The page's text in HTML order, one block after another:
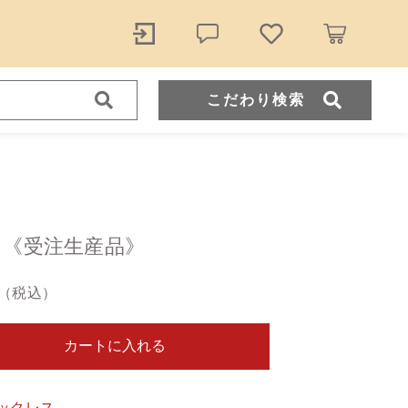
こだわり検索
受注生産品》
税込）
カートに入れる
ル